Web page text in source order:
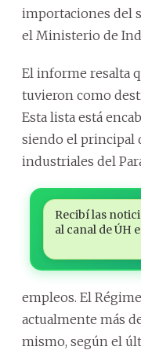
importaciones del
el Ministerio de
El informe resalta
tuvieron como
Esta lista está
siendo el principal
industriales del
Recibí las
al canal de ÚH
empleos. El
actualmente más
mismo, según el